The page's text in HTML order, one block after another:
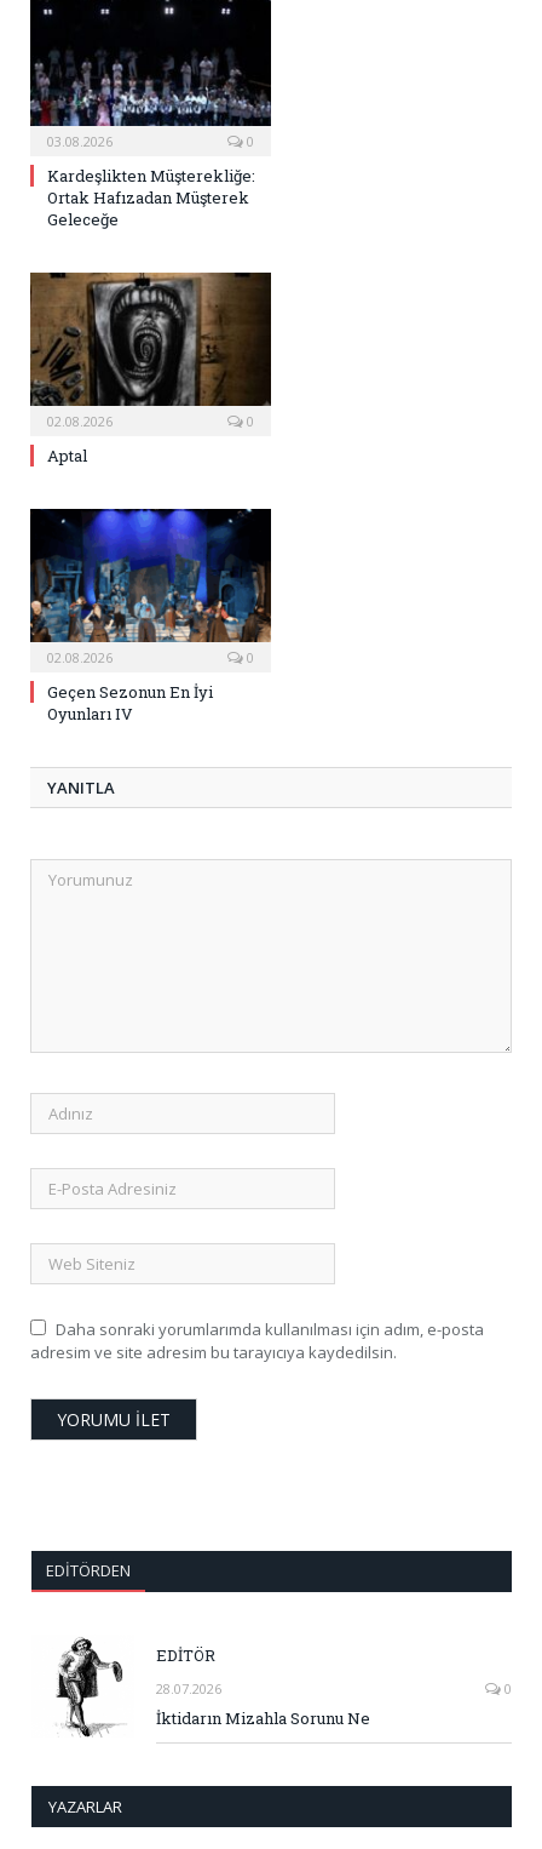
03.08.2026 0
Kardeşlikten Müşterekliğe:
Ortak Hafızadan Müşterek
Geleceğe
02.08.2026 0
Aptal
02.08.2026 0
Geçen Sezonun En İyi
Oyunları IV
YANITLA
Daha sonraki yorumlarımda kullanılması için adım, e-posta
adresim ve site adresim bu tarayıcıya kaydedilsin.
EDITÖRDEN
EDİTÖR
28.07.2026 0
İktidarın Mizahla Sorunu Ne
YAZARLAR